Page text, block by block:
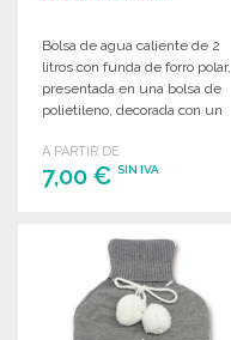
Bolsa de agua caliente de 2
litros con funda de forro polar,
presentada en una bolsa de
polietileno, decorada con un
A PARTIR DE
7,00 € SIN IVA
Solicitar un presupuesto